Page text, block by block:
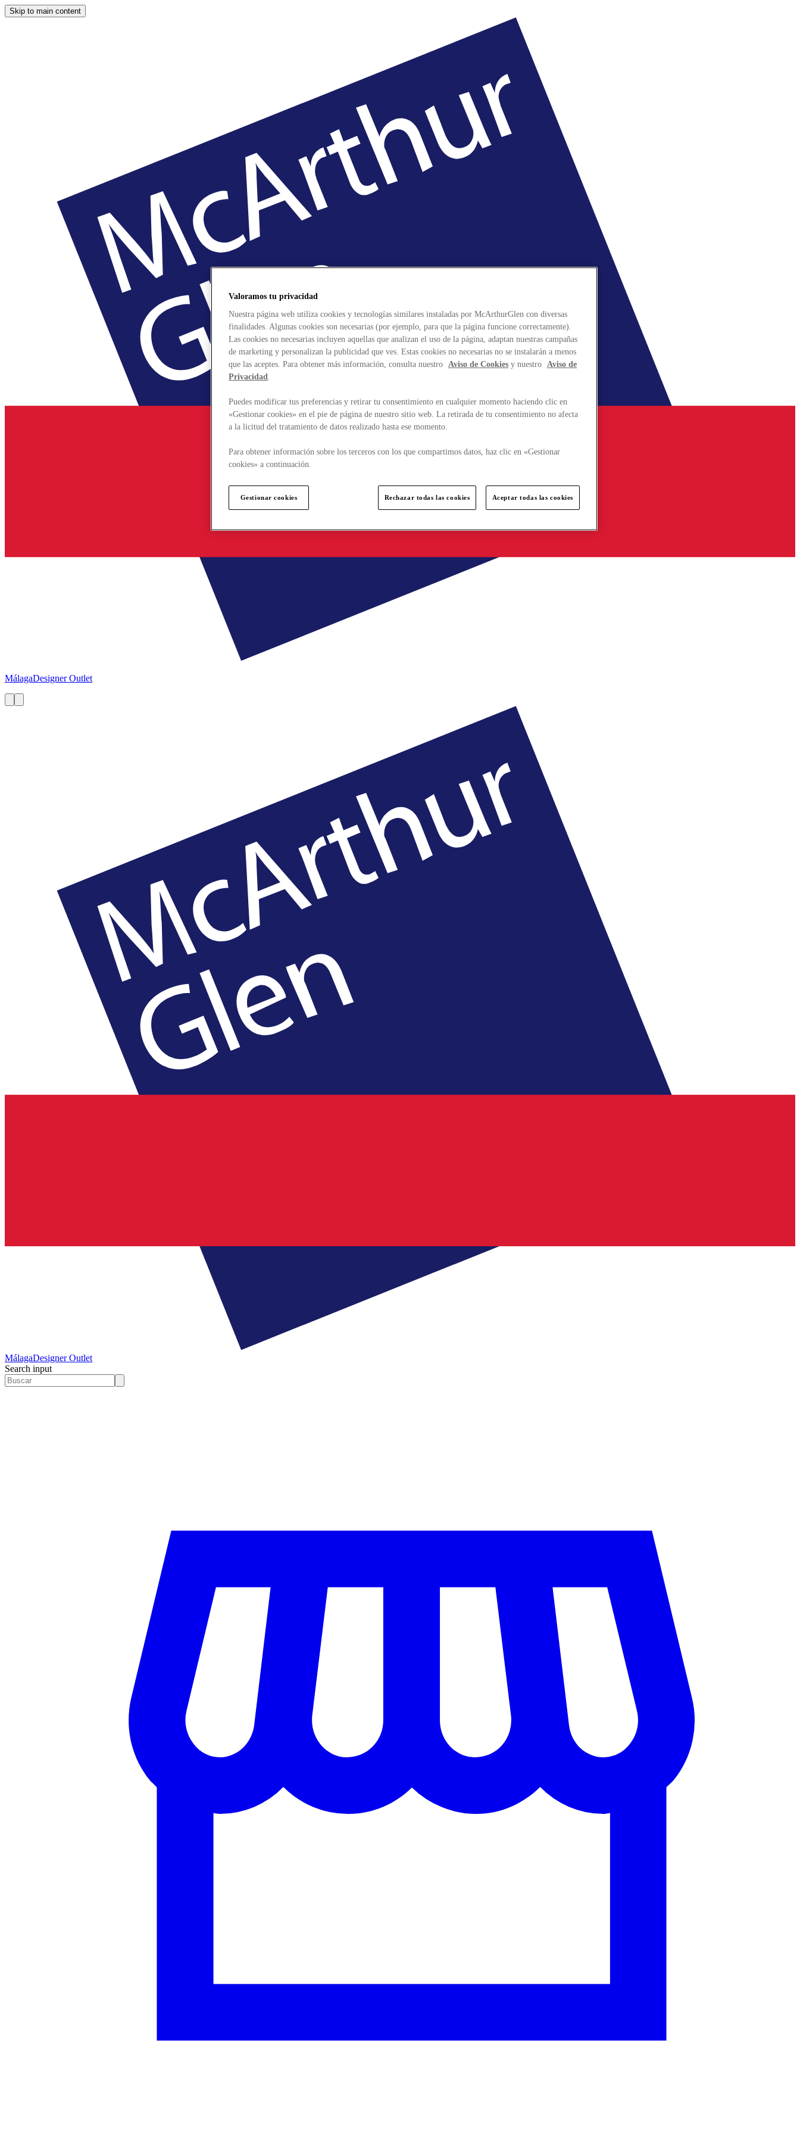
Skip to main content
MálagaDesigner Outlet
MálagaDesigner Outlet
Search input
Valoramos tu privacidad
Nuestra página web utiliza cookies y tecnologías similares instaladas por McArthurGlen con diversas
finalidades. Algunas cookies son necesarias (por ejemplo, para que la página funcione correctamente).
Las cookies no necesarias incluyen aquellas que analizan el uso de la página, adaptan nuestras campañas
de marketing y personalizan la publicidad que ves. Estas cookies no necesarias no se instalarán a menos
que las aceptes. Para obtener más información, consulta nuestro Aviso de Cookies y nuestro Aviso de
Privacidad.
Puedes modificar tus preferencias y retirar tu consentimiento en cualquier momento haciendo clic en
«Gestionar cookies» en el pie de página de nuestro sitio web. La retirada de tu consentimiento no afecta
a la licitud del tratamiento de datos realizado hasta ese momento.
Para obtener información sobre los terceros con los que compartimos datos, haz clic en «Gestionar
cookies» a continuación.
Gestionar cookies Rechazar todas las cookies Aceptar todas las cookies